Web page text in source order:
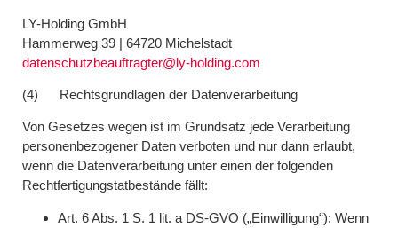
LY-Holding GmbH
Hammerweg 39 | 64720 Michelstadt
datenschutzbeauftragter@ly-holding.com
(4) Rechtsgrundlagen der Datenverarbeitung
Von Gesetzes wegen ist im Grundsatz jede Verarbeitung
personenbezogener Daten verboten und nur dann erlaubt,
wenn die Datenverarbeitung unter einen der folgenden
Rechtfertigungstatbestände fällt:
Art. 6 Abs. 1 S. 1 lit. a DS-GVO („Einwilligung“): Wenn